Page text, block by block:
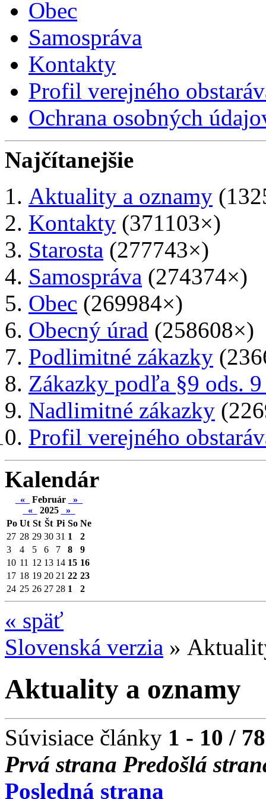
Obec
Samospráva
Kontakty
Profil verejného
Ochrana osobných
Najčítanejšie
Aktuality a oznamy
Kontakty (371103×)
Starosta (277743×)
Samospráva (274374×)
Obec (269984×)
Obecný úrad (258608×)
Podlimitné zákazky
Zákazky podľa §9 ods.
Nadlimitné zákazky
Profil verejného
Kalendár
« Február
»
«
2025
»
Po Ut St Št Pi So Ne
27 28 29 30 31 1
2
3
4 5 6 7 8
9
10 11 12 13 14 15 16
17 18 19 20 21 22 23
24 25 26 27 28 1 2
« späť
Slovenská verzia »
Aktuality a oznamy
Súvisiace články 1 - 10 / 78
Prvá strana Predošlá
Posledná strana